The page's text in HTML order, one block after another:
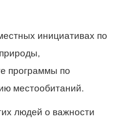
инициативах по
программы по
местообитаний.
людей о важности